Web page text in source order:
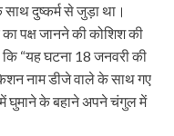
दुष्कर्म से जुड़ा था।
का पक्ष जानने की कोशिश की
“यह घटना 18 जनवरी की
नाम डीजे वाले के साथ गए
में घुमाने के बहाने अपने चंगुल में